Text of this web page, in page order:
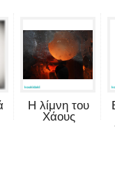
Η λίμνη του
Χάους